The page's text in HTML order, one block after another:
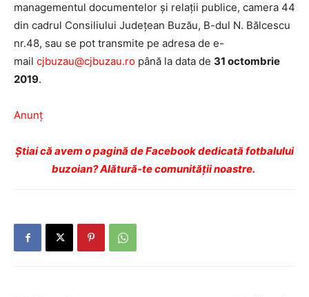
managementul documentelor și relații publice, camera 44
din cadrul Consiliului Județean Buzău, B-dul N. Bălcescu
nr.48, sau se pot transmite pe adresa de e-
mail cjbuzau@cjbuzau.ro până la data de 31 octombrie
2019.
Anunț
Ştiai că avem o pagină de Facebook dedicată fotbalului
buzoian? Alătură-te comunității noastre.